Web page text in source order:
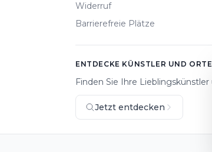
Widerruf
Barrierefreie Plätze
ENTDECKE KÜNSTLER UND ORTE
Finden Sie Ihre
Jetzt entdecken